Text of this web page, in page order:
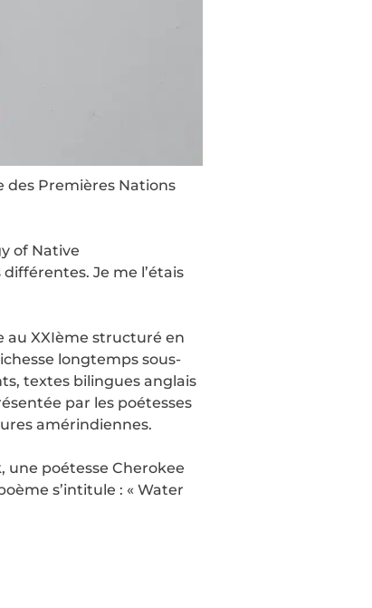
des Premières Nations
of Native
Je me l’étais
au XXIème structuré en
longtemps sous-
textes bilingues anglais
par les poétesses
amérindiennes.
une poétesse Cherokee
s’intitule : « Water